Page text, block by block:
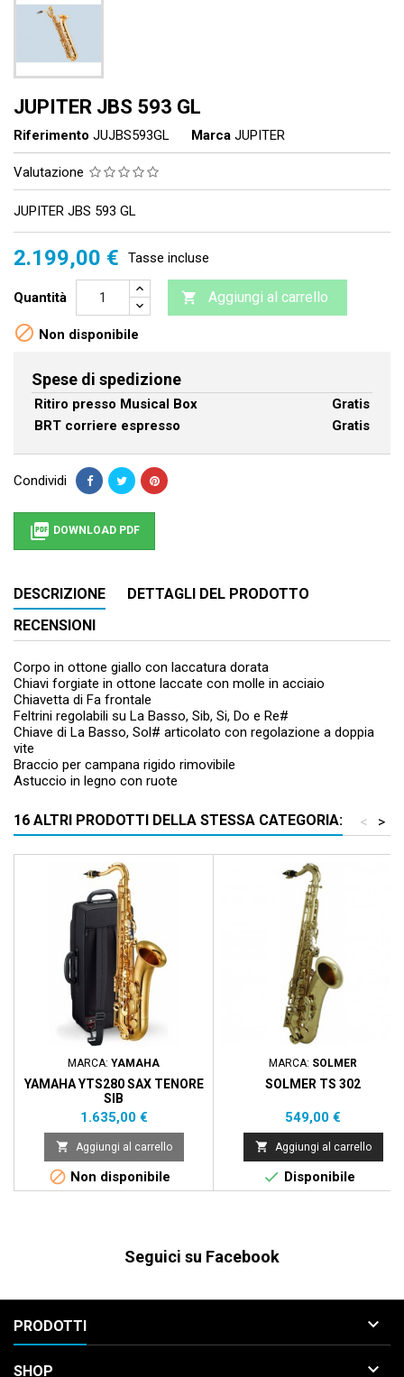
JUPITER JBS 593 GL
Riferimento JUJBS593GL Marca JUPITER
Valutazione
JUPITER JBS 593 GL
2.199,00 € Tasse incluse
Quantità  Aggiungi al carrello
 Non disponibile
Spese di spedizione
Ritiro presso Musical Box
Gratis
BRT corriere espresso
Gratis
Condividi
 DOWNLOAD PDF
DESCRIZIONE
DETTAGLI DEL PRODOTTO
RECENSIONI
Corpo in ottone giallo con laccatura dorata
Chiavi forgiate in ottone laccate con molle in acciaio
Chiavetta di Fa frontale
Feltrini regolabili su La Basso, Sib, Si, Do e Re#
Chiave di La Basso, Sol# articolato con regolazione a doppia
vite
Braccio per campana rigido rimovibile
Astuccio in legno con ruote
16 ALTRI PRODOTTI DELLA STESSA CATEGORIA: >
<
MARCA: YAMAHA
YAMAHA YTS280 SAX TENORE
SIB
Prezzo
1.635,00 €
 Aggiungi al carrello
 Non disponibile
MARCA: SOLMER
SOLMER TS 302
Prezzo
549,00 €
 Aggiungi al carrello
 Disponibile
Seguici su Facebook
PRODOTTI 
SHOP 